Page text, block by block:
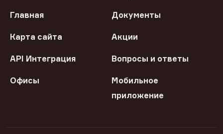
Главная Документы
Карта сайта Акции
API Интеграция Вопросы и ответы
Офисы
Мобильное
приложение